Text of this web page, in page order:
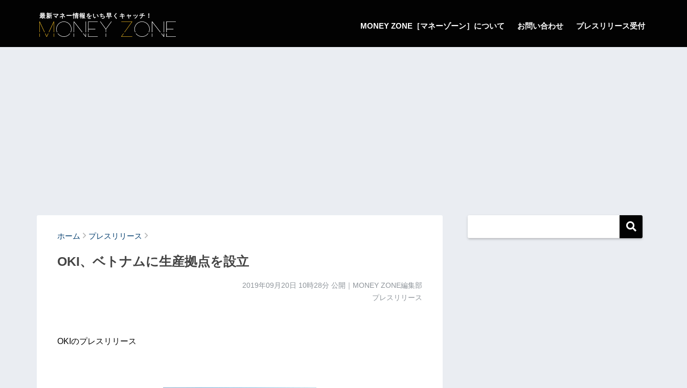
最新マネー情報をいち早くキャッチ！
MONEY ZONE［マネーゾーン］について お問い合わせ プレスリリース受付
ホーム プレスリリース
OKI、ベトナムに生産拠点を設立
2019年09月20日 10時28分 公開｜MONEY ZONE編集部
プレスリリース
OKIのプレスリリース